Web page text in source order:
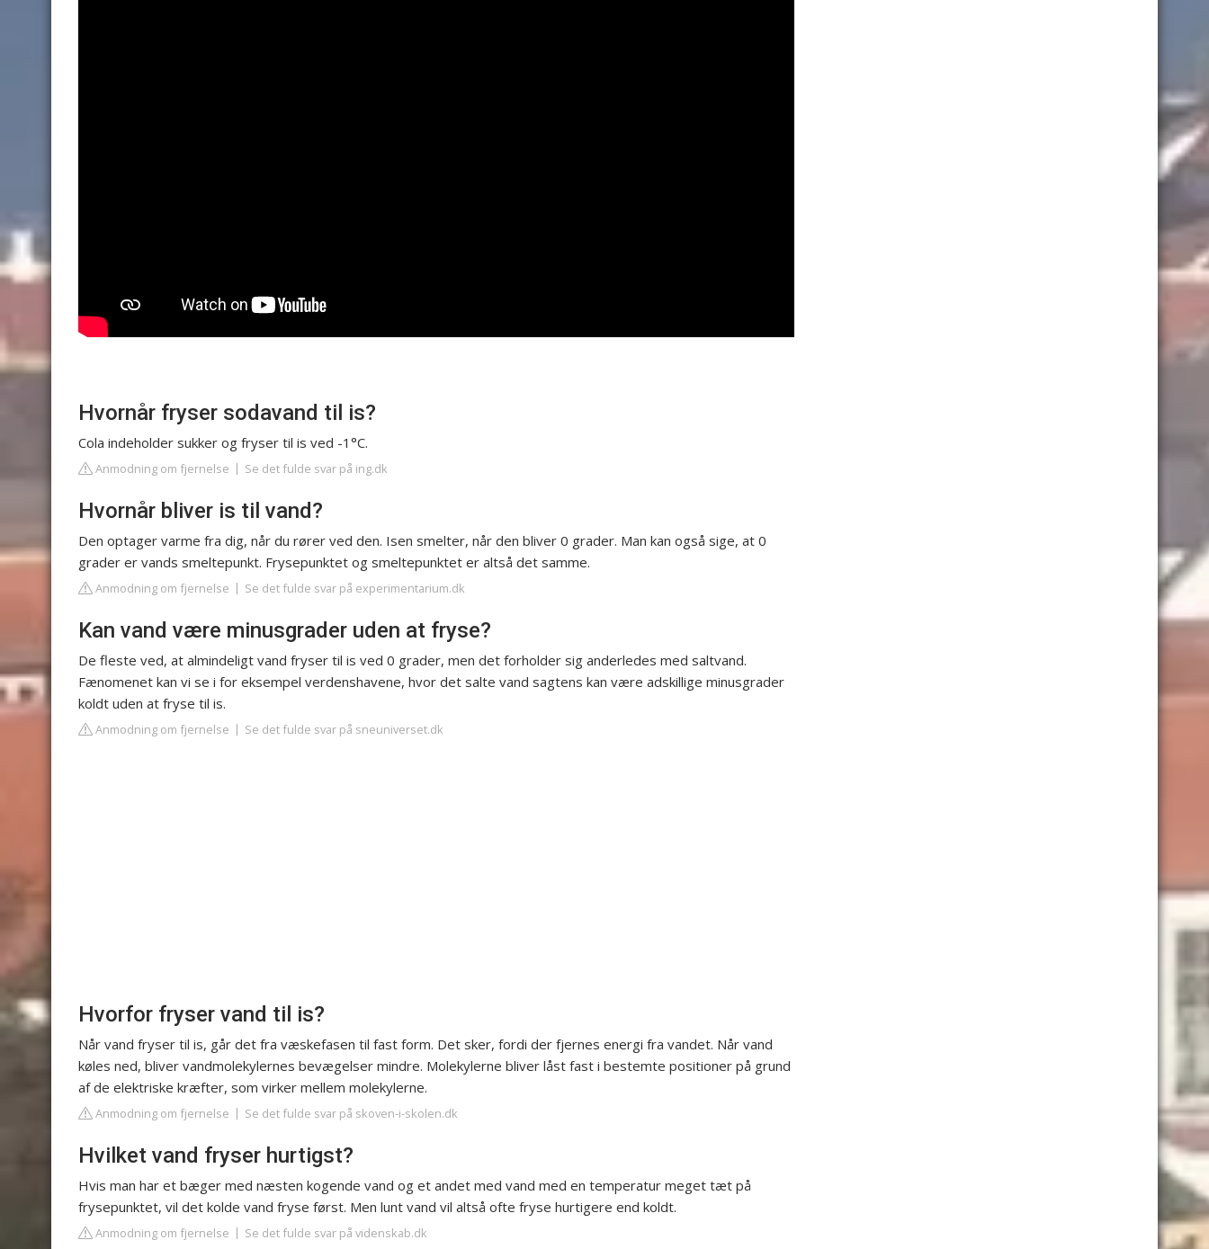
Hvornår fryser sodavand til is?
Cola indeholder sukker og fryser til is ved -1°C.
Anmodning om fjernelse Se det fulde svar på ing.dk
Hvornår bliver is til vand?
Den optager varme fra dig, når du rører ved den. Isen smelter, når den bliver 0 grader. Man kan også sige, at 0
grader er vands smeltepunkt. Frysepunktet og smeltepunktet er altså det samme.
Anmodning om fjernelse Se det fulde svar på experimentarium.dk
Kan vand være minusgrader uden at fryse?
De fleste ved, at almindeligt vand fryser til is ved 0 grader, men det forholder sig anderledes med saltvand.
Fænomenet kan vi se i for eksempel verdenshavene, hvor det salte vand sagtens kan være adskillige minusgrader
koldt uden at fryse til is.
Anmodning om fjernelse Se det fulde svar på sneuniverset.dk
Hvorfor fryser vand til is?
Når vand fryser til is, går det fra væskefasen til fast form. Det sker, fordi der fjernes energi fra vandet. Når vand
køles ned, bliver vandmolekylernes bevægelser mindre. Molekylerne bliver låst fast i bestemte positioner på grund
af de elektriske kræfter, som virker mellem molekylerne.
Anmodning om fjernelse Se det fulde svar på skoven-i-skolen.dk
Hvilket vand fryser hurtigst?
Hvis man har et bæger med næsten kogende vand og et andet med vand med en temperatur meget tæt på
frysepunktet, vil det kolde vand fryse først. Men lunt vand vil altså ofte fryse hurtigere end koldt.
Anmodning om fjernelse Se det fulde svar på videnskab.dk